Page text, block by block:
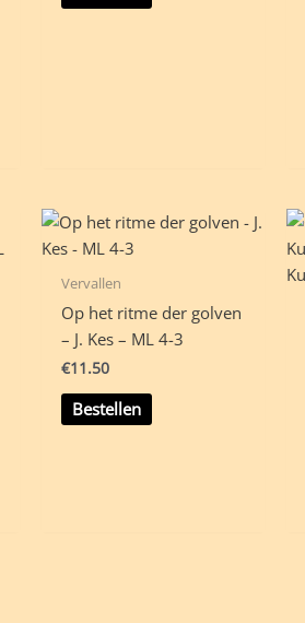
Vervallen
Op het ritme der golven
– J. Kes – ML 4-3
€11.50
Bestellen